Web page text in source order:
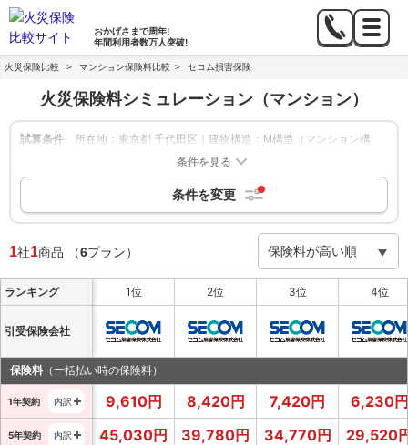
おかげさまで周年!
年間利用者数万人突破!
火災保険比較 > マンション保険料比較 > セコム損害保険
火災保険料シミュレーション （マンション）
試算条件
所在地：東京都 千代田区｜建物構造：M構造（マンション構
造）｜築年数：築10年｜建物の保険金額：2,000万円｜家財補
償：-｜地震保険：なし
保険期間：1年,5年| 保険会社：セコム損害保険
条件を見る
条件を変更
1社1商品 （6プラン）
ランキング 1位 2位 3位 4位
引受保険会社
保険料 （一括払い時の保険料）
1年契約 内訳 9,610円 8,420円 7,420円 6,230円
5年契約 内訳 45,030円 39,780円 34,770円 29,520